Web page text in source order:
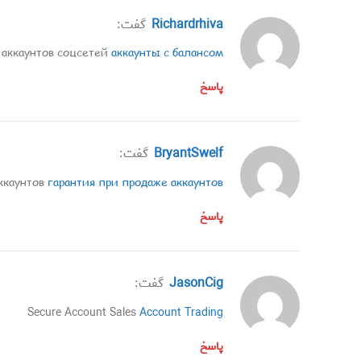
Richardrhiva گفت:
соцсетей аккаунты с балансом
پاسخ
BryantSwelf گفت:
гарантия при продаже аккаунтов
پاسخ
JasonCig گفت:
Secure Account SalesAccount Trading
پاسخ